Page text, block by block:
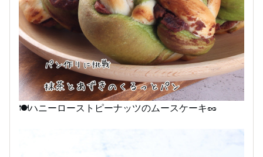
🍽️ハニーローストピーナッツのムースケーキ🥜